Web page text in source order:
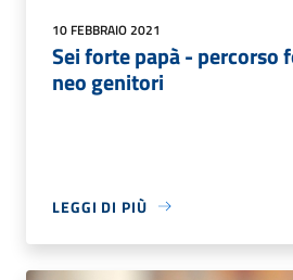
10 FEBBRAIO 2021
Sei forte papà - percorso
neo genitori
LEGGI DI PIÙ